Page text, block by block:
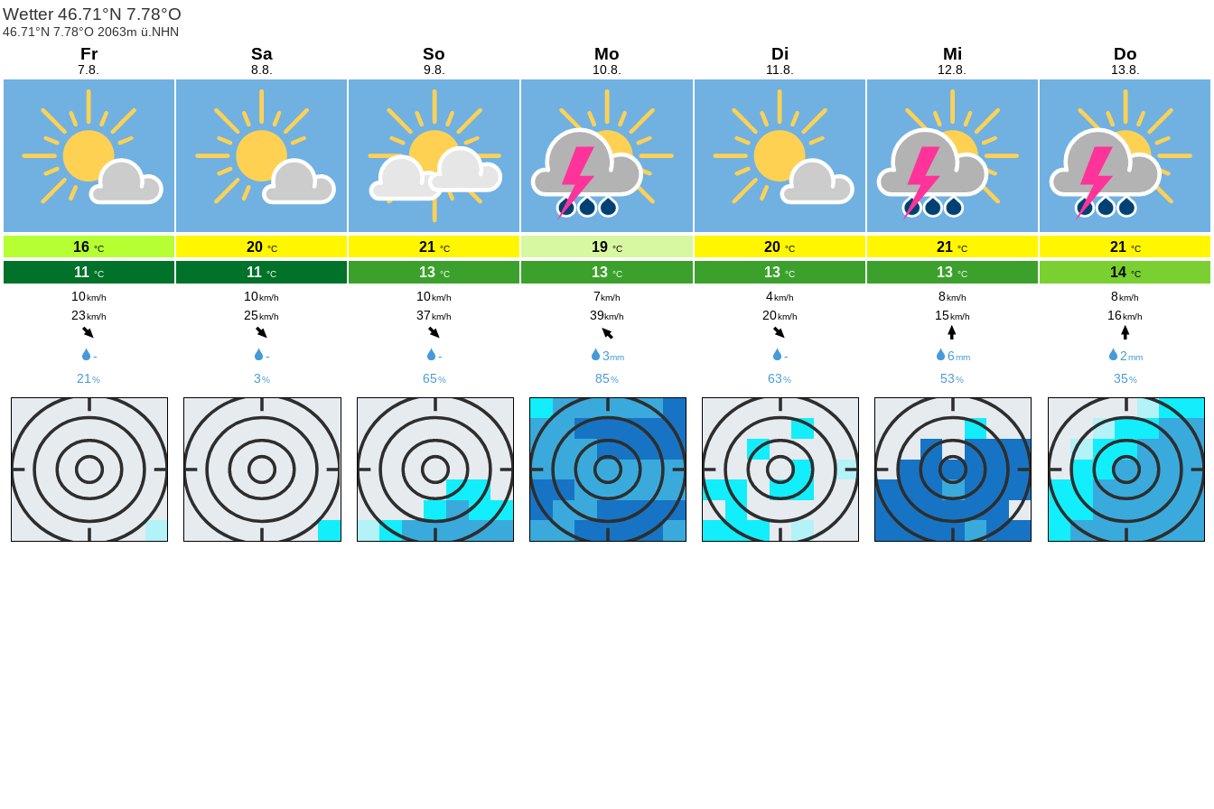
Wetter 46.71°N 7.78°O
46.71°N 7.78°O 2063m ü.NHN
Fr
7.8.
16 °C
11 °C
10km/h
23km/h
-
21 %
Sa
8.8.
20 °C
11 °C
10km/h
25km/h
-
3%
So
9.8.
21 °C
13 °C
10km/h
37 km/h
-
65%
Mo
10.8.
19 °C
13 °C
7km/h
39km/h
3mm
85%
Di
11.8.
20 °C
13 °C
4km/h
20km/h
-
63%
Mi
12.8.
21 °C
13 °C
8km/h
15km/h
6mm
53 %
Do
13.8.
21 °C
14 °C
8km/h
16km/h
2mm
35%